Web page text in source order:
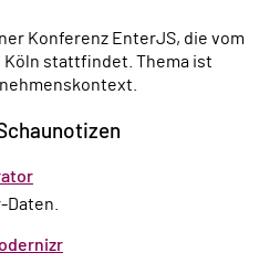
Köln stattfindet. Thema ist
Daten.